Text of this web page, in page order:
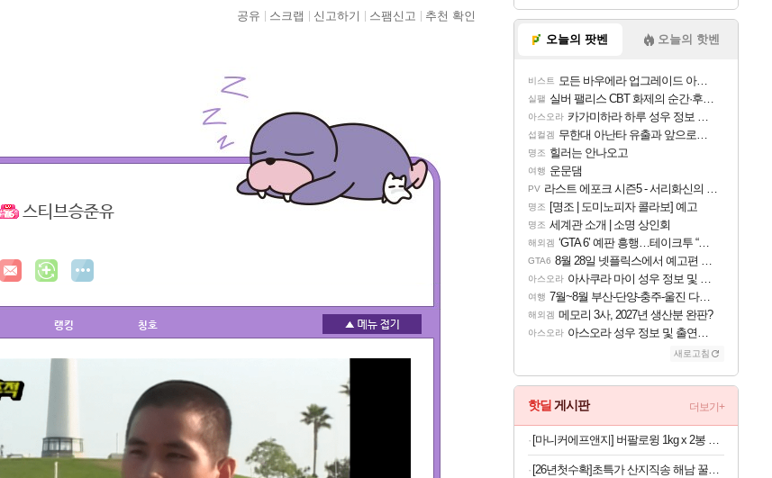
공유 스크랩 신고하기 스팸신고 추천 확인
스티브승준유
랭킹 칭호
오늘의 팟벤 오늘의 핫벤
비스트 모든 바우에라 업그레이드 아이템 획득 위치 공략 (89개)
실팰 실버 팰리스 CBT 화제의 순간·후기 모음
아스오라 카가미하라 하루 성우 정보 및 주요 필모
섭컬겜 무한대 아난타 유출과 앞으로의 예상 (루머)
명조 힐러는 안나오고
여행 운문댐
PV 라스트 에포크 시즌5 - 서리화신의 분노 티저
명조 [명조 | 도미노피자 콜라보] 예고
명조 세계관 소개 | 소명 상인회
해외겜 ‘GTA 6’ 예판 흥행…테이크투 “내부 예상 크게 넘어”
GTA6 8월 28일 넷플릭스에서 예고편 공개 예정
아스오라 아사쿠라 마이 성우 정보 및 주요 필모
여행 7월~8월 부산-단양-충주-울진 다녀왔어요~
해외겜 메모리 3사, 2027년 생산분 완판?
아스오라 아스오라 성우 정보 및 출연작 모음
새로고침
핫딜 게시판 더보기+
[마니커에프앤지] 버팔로윙 1kg x 2봉 외 버팔로봉/윙봉/닭다리
[26년첫수확]초특가 산지직송 해남 꿀고구마, 3kg, 1박스